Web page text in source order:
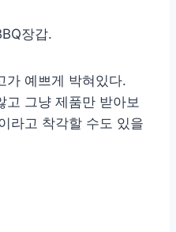
장갑.
가 예쁘게 박혀있다.
고 그냥 제품만 받아보
라고 착각할 수도 있을